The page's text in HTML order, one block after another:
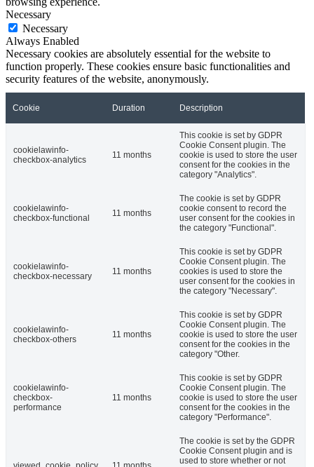
Necessary
Necessary
Always Enabled
Necessary cookies are absolutely essential for the website to
function properly. These cookies ensure basic functionalities and
security features of the website, anonymously.
Cookie Duration Description
cookielawinfo-
checkbox-analytics
11 months
This cookie is set by GDPR
Cookie Consent plugin. The
cookie is used to store the user
consent for the cookies in the
category "Analytics".
cookielawinfo-
checkbox-functional
11 months
The cookie is set by GDPR
cookie consent to record the
user consent for the cookies in
the category "Functional".
cookielawinfo-
checkbox-necessary
11 months
This cookie is set by GDPR
Cookie Consent plugin. The
cookies is used to store the
user consent for the cookies in
the category "Necessary".
cookielawinfo-
checkbox-others
11 months
This cookie is set by GDPR
Cookie Consent plugin. The
cookie is used to store the user
consent for the cookies in the
category "Other.
cookielawinfo-
checkbox-
performance
11 months
This cookie is set by GDPR
Cookie Consent plugin. The
cookie is used to store the user
consent for the cookies in the
category "Performance".
The cookie is set by the GDPR
Cookie Consent plugin and is
used to store whether or not